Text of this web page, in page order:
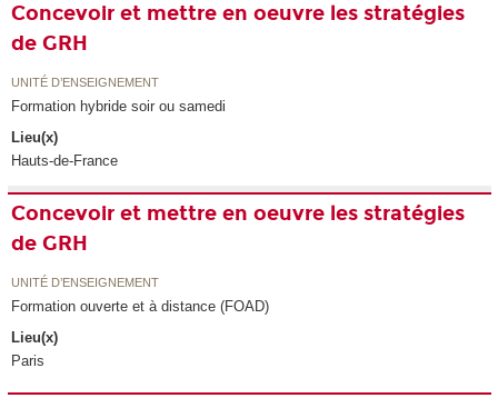
Concevoir et mettre en oeuvre les stratégies
de GRH
UNITÉ D’ENSEIGNEMENT
Formation hybride soir ou samedi
Lieu(x)
Hauts-de-France
Concevoir et mettre en oeuvre les stratégies
de GRH
UNITÉ D’ENSEIGNEMENT
Formation ouverte et à distance (FOAD)
Lieu(x)
Paris